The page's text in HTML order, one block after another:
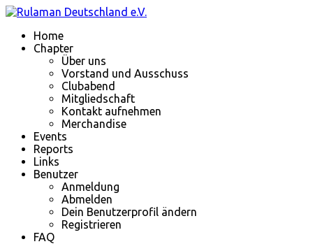
Home
Chapter
Über uns
Vorstand und Ausschuss
Clubabend
Mitgliedschaft
Kontakt aufnehmen
Merchandise
Events
Reports
Links
Benutzer
Anmeldung
Abmelden
Dein Benutzerprofil ändern
Registrieren
FAQ